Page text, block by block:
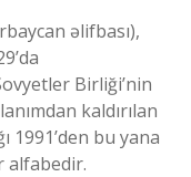
əlifbası),
Birliği’nin
kaldırılan
1991’den bu yana
alfabedir.